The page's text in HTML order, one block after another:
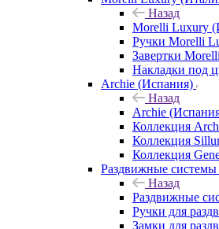
Назад
Morelli Luxury
Ручки Morelli
Завертки
Накладки под
Archie (Испания)
Назад
Archie
Коллекция
Коллекция
Коллекция
Раздвижные системы
Назад
Раздвижные
Ручки для
Замки для